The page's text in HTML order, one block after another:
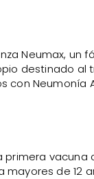
Neumax, un
destinado al
con Neumonía
primera vacuna
mayores de 12